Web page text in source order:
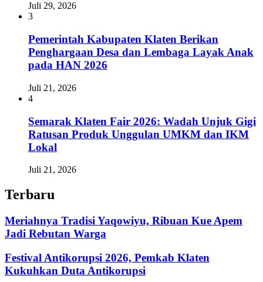
Juli 29, 2026
3
Pemerintah Kabupaten Klaten Berikan
Penghargaan Desa dan Lembaga Layak Anak
pada HAN 2026
Juli 21, 2026
4
Semarak Klaten Fair 2026: Wadah Unjuk Gigi
Ratusan Produk Unggulan UMKM dan IKM
Lokal
Juli 21, 2026
Terbaru
Meriahnya Tradisi Yaqowiyu, Ribuan Kue Apem
Jadi Rebutan Warga
Festival Antikorupsi 2026, Pemkab Klaten
Kukuhkan Duta Antikorupsi